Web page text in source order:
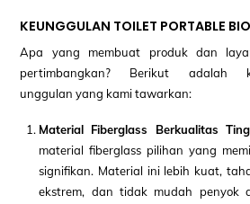
KEUNGGULAN TOILET PORTABLE
Apa yang membuat produk dan
pertimbangkan? Berikut adalah
unggulan yang kami tawarkan:
Material Fiberglass Berkualitas
material fiberglass pilihan yang
signifikan. Material ini lebih kuat,
ekstrem, dan tidak mudah penyok